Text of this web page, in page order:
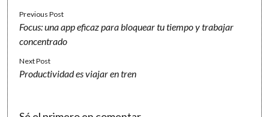
Previous Post
Focus: una app eficaz para bloquear tu tiempo y trabajar
concentrado
Next Post
Productividad es viajar en tren